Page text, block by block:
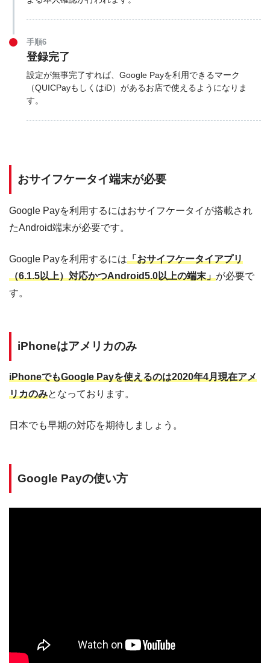
手順6
登録完了
設定が無事完了すれば、Google Payを利用できるマーク
（QUICPayもしくはiD）があるお店で使えるようになりま
す。
おサイフケータイ端末が必要
Google Payを利用するにはおサイフケータイが搭載され
たAndroid端末が必要です。
Google Payを利用するには「おサイフケータイアプリ
（6.1.5以上）対応かつAndroid5.0以上の端末」が必要で
す。
iPhoneはアメリカのみ
iPhoneでもGoogle Payを使えるのは2020年4月現在アメ
リカのみとなっております。
日本でも早期の対応を期待しましょう。
Google Payの使い方